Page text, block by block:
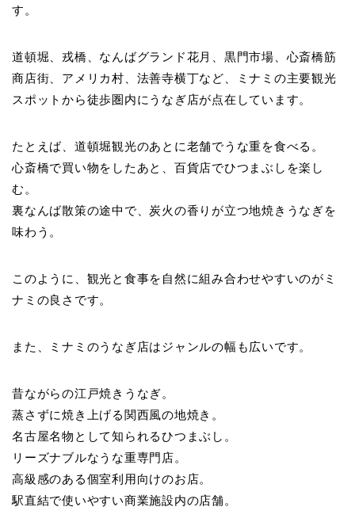
す。
道頓堀、戎橋、なんばグランド花月、黒門市場、心斎橋筋
商店街、アメリカ村、法善寺横丁など、ミナミの主要観光
スポットから徒歩圏内にうなぎ店が点在しています。
たとえば、道頓堀観光のあとに老舗でうな重を食べる。
心斎橋で買い物をしたあと、百貨店でひつまぶしを楽し
む。
裏なんば散策の途中で、炭火の香りが立つ地焼きうなぎを
味わう。
このように、観光と食事を自然に組み合わせやすいのがミ
ナミの良さです。
また、ミナミのうなぎ店はジャンルの幅も広いです。
昔ながらの江戸焼きうなぎ。
蒸さずに焼き上げる関西風の地焼き。
名古屋名物として知られるひつまぶし。
リーズナブルなうな重専門店。
高級感のある個室利用向けのお店。
駅直結で使いやすい商業施設内の店舗。